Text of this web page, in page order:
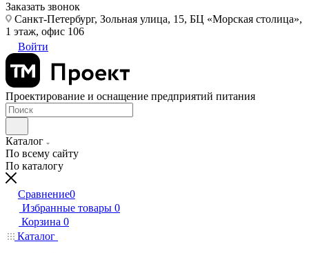
Заказать звонок
Санкт-Петербург, Зольная улица, 15, БЦ «Морская столица»,
1 этаж, офис 106
Войти
Проектирование и оснащение предприятий питания
Каталог
По всему сайту
По каталогу
Сравнение0
Избранные товары 0
Корзина 0
Каталог